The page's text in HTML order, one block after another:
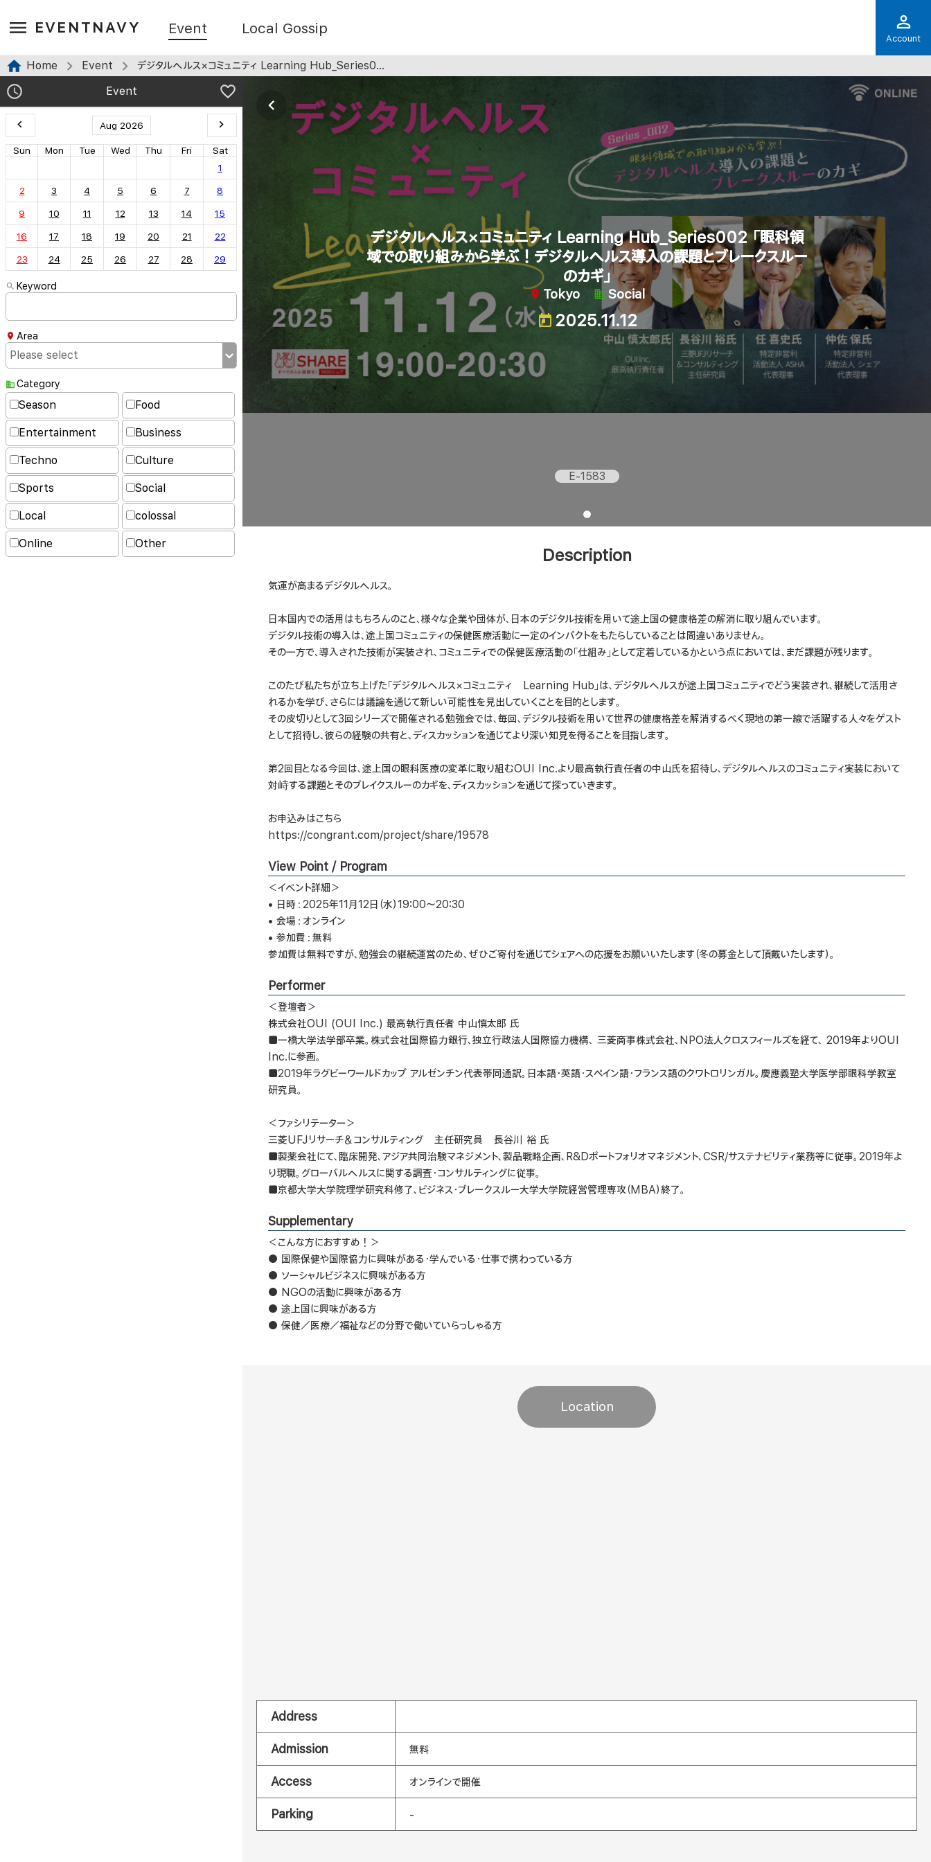
EVENTNAVY Event Local Gossip
Account
Home Event
デジタルヘルス×コミュニティ Learning Hub_Series002 「眼科領域での取り組みから学ぶ！デジタルヘルス導入の課題とブレークスルーのカギ」
Event
Aug 2026
Sun Mon Tue Wed Thu Fri
Sat
1
2 3 4 5 6 7 8
9 10 11 12 13 14 15
16 17 18 19 20 21 22
23 24 25 26 27 28 29
Keyword
Area
Category
Season Food
Entertainment Business
Techno Culture
Sports Social
Local colossal
Online Other
デジタルヘルス×コミュニティ Learning Hub_Series002 「眼科領
域での取り組みから学ぶ！デジタルヘルス導入の課題とブレークスルー
のカギ」
Tokyo Social
2025.11.12
E-1583
Description
気運が高まるデジタルヘルス。
日本国内での活用はもちろんのこと、様々な企業や団体が、日本のデジタル技術を用いて途上国の健康格差の解消に取り組んでいます。
デジタル技術の導入は、途上国コミュニティの保健医療活動に一定のインパクトをもたらしていることは間違いありません。
その一方で、導入された技術が実装され、コミュニティでの保健医療活動の「仕組み」として定着しているかという点においては、まだ課題が残ります。
このたび私たちが立ち上げた「デジタルヘルス×コミュニティ Learning Hub」は、デジタルヘルスが途上国コミュニティでどう実装され、継続して活用さ
れるかを学び、さらには議論を通じて新しい可能性を見出していくことを目的とします。
その皮切りとして3回シリーズで開催される勉強会では、毎回、デジタル技術を用いて世界の健康格差を解消するべく現地の第一線で活躍する人々をゲスト
として招待し、彼らの経験の共有と、ディスカッションを通じてより深い知見を得ることを目指します。
第2回目となる今回は、途上国の眼科医療の変革に取り組むOUI Inc.より最高執行責任者の中山氏を招待し、デジタルヘルスのコミュニティ実装において
対峙する課題とそのブレイクスルーのカギを、ディスカッションを通じて探っていきます。
お申込みはこちら
https://congrant.com/project/share/19578
View Point / Program
＜イベント詳細＞
• 日時：2025年11月12日（水）19:00～20:30
• 会場：オンライン
• 参加費：無料
参加費は無料ですが、勉強会の継続運営のため、ぜひご寄付を通じてシェアへの応援をお願いいたします（冬の募金として頂戴いたします）。
Performer
＜登壇者＞
株式会社OUI (OUI Inc.) 最高執行責任者 中山慎太郎 氏
■一橋大学法学部卒業。株式会社国際協力銀行、独立行政法人国際協力機構、 三菱商事株式会社、NPO法人クロスフィールズを経て、 2019年よりOUI
Inc.に参画。
■2019年ラグビーワールドカップ アルゼンチン代表帯同通訳。日本語・英語・スペイン語・フランス語のクワトロリンガル。慶應義塾大学医学部眼科学教室
研究員。
＜ファシリテーター＞
三菱UFJリサーチ＆コンサルティング 主任研究員 長谷川 裕 氏
■製薬会社にて、臨床開発、アジア共同治験マネジメント、製品戦略企画、R&Dポートフォリオマネジメント、CSR/サステナビリティ業務等に従事。2019年よ
り現職。グローバルヘルスに関する調査・コンサルティングに従事。
■京都大学大学院理学研究科修了、ビジネス・ブレークスルー大学大学院経営管理専攻（MBA）終了。
Supplementary
＜こんな方におすすめ！＞
● 国際保健や国際協力に興味がある・学んでいる・仕事で携わっている方
● ソーシャルビジネスに興味がある方
● NGOの活動に興味がある方
● 途上国に興味がある方
● 保健／医療／福祉などの分野で働いていらっしゃる方
Location
Address
Admission 無料
Access オンラインで開催
Parking -